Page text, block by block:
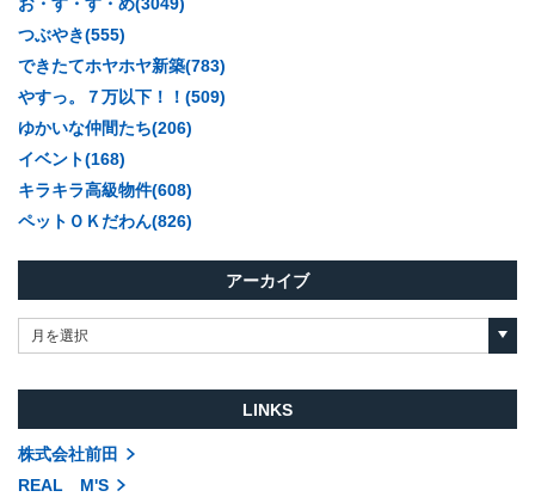
つぶやき(555)
できたてホヤホヤ新築(783)
やすっ。７万以下！！(509)
ゆかいな仲間たち(206)
イベント(168)
キラキラ高級物件(608)
ペットＯＫだわん(826)
アーカイブ
月を選択
LINKS
株式会社前田
REAL M'S